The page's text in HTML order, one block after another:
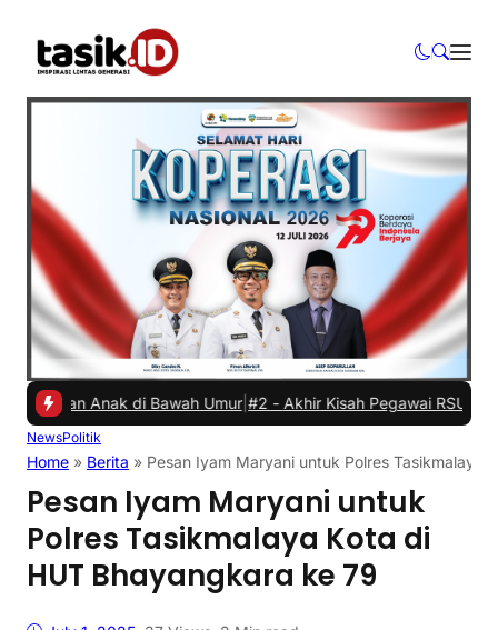
Anak di Bawah Umur|#2 -Akhir Kisah Pegawai RSUD yang Viral
NewsPolitik
Home » Berita » Pesan Iyam Maryani untuk Polres Tasikmalaya
Pesan Iyam Maryani untuk
Polres Tasikmalaya Kota di
HUT Bhayangkara ke 79